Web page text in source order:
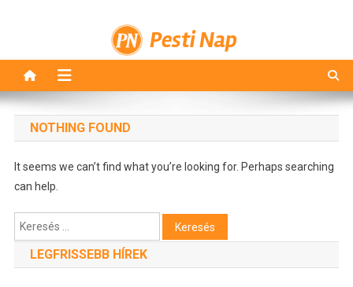
Pesti Nap
NOTHING FOUND
It seems we can’t find what you’re looking for. Perhaps searching
can help.
Keresés:
LEGFRISSEBB HÍREK